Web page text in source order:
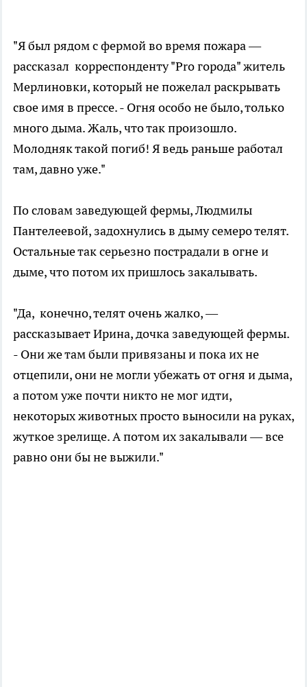
"Я был рядом с фермой во время пожара —
рассказал корреспонденту "Pro города" житель
Мерлиновки, который не пожелал раскрывать
свое имя в прессе. - Огня особо не было, только
много дыма. Жаль, что так произошло.
Молодняк такой погиб! Я ведь раньше работал
там, давно уже."
По словам заведующей фермы, Людмилы
Пантелеевой, задохнулись в дыму семеро телят.
Остальные так серьезно пострадали в огне и
дыме, что потом их пришлось закалывать.
"Да, конечно, телят очень жалко, —
рассказывает Ирина, дочка заведующей фермы.
- Они же там были привязаны и пока их не
отцепили, они не могли убежать от огня и дыма,
а потом уже почти никто не мог идти,
некоторых животных просто выносили на руках,
жуткое зрелище. А потом их закалывали — все
равно они бы не выжили."